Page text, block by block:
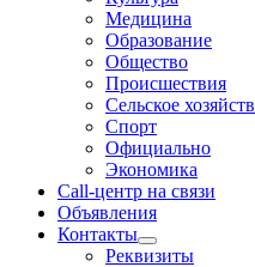
Медицина
Образование
Общество
Происшествия
Сельское
Спорт
Официально
Экономика
Call-центр на связи
Объявления
Контакты
Реквизиты